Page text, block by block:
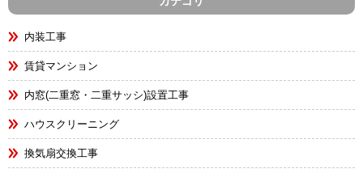
内装工事
賃貸マンション
内窓(二重窓・二重サッシ)設置工事
ハウスクリーニング
換気扇交換工事